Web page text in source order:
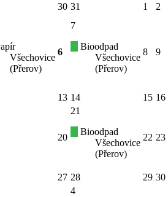
30 31 1
2
Všechovice
(Přerov)
6
7
Bioodpad
Všechovice
(Přerov)
8 9
13 14 15 16
20
21
Bioodpad
Všechovice
(Přerov)
22 23
27 28 29 30
4